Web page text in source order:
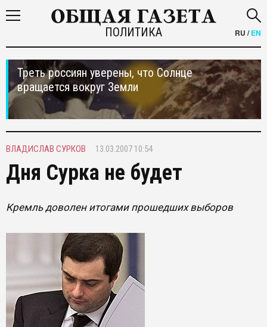
ПОЛИТИКА RU /EN
Треть россиян уверены, что Солнце
вращается вокруг Земли
ВЛАДИСЛАВ СУРКОВ 13.03.2007 10:54
Дня Сурка не будет
Кремль доволен итогами прошедших выборов